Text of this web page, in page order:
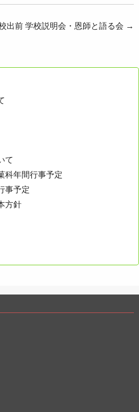
出前 学校説明会・恩師と語る会 →
て
科年間行事予定
事予定
方針